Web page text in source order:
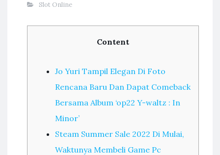
Slot Online
Content
Jo Yuri Tampil Elegan Di Foto
Rencana Baru Dan Dapat Comeback
Bersama Album ‘op22 Y-waltz : In
Minor’
Steam Summer Sale 2022 Di Mulai,
Waktunya Membeli Game Pc